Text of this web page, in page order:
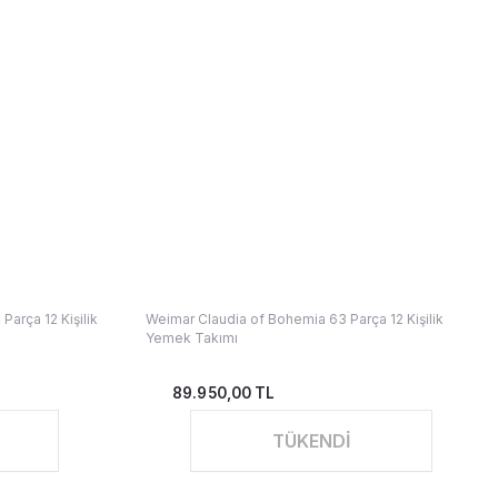
12 Kişilik
Weimar Claudia of Bohemia 63 Parça 12 Kişilik
Yemek Takımı
89.950,00 TL
TÜKENDİ